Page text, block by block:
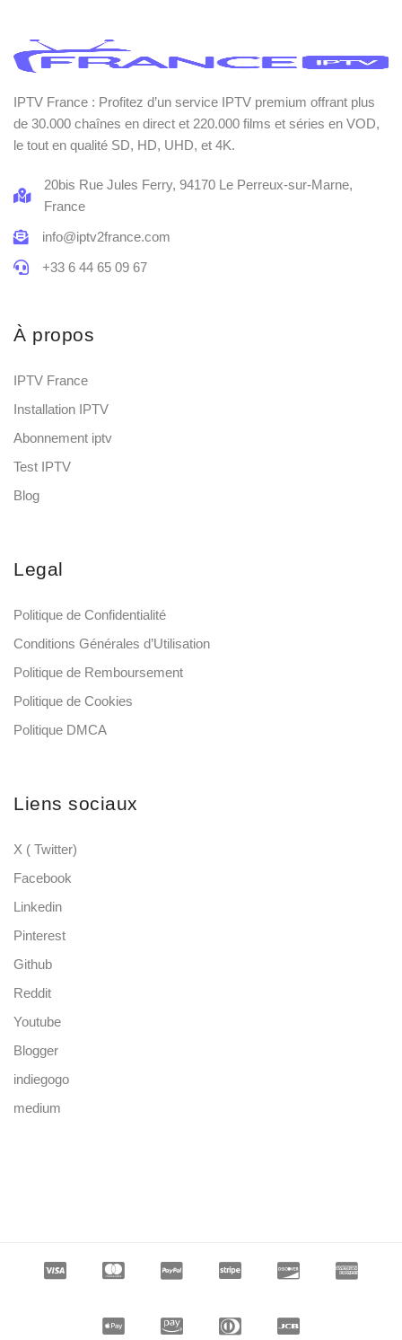
IPTV France : Profitez d’un service IPTV premium offrant plus
de 30.000 chaînes en direct et 220.000 films et séries en VOD,
le tout en qualité SD, HD, UHD, et 4K.
20bis Rue Jules Ferry, 94170 Le Perreux-sur-Marne,
France
info@iptv2france.com
+33 6 44 65 09 67
À propos
IPTV France
Installation IPTV
Abonnement iptv
Test IPTV
Blog
Legal
Politique de Confidentialité
Conditions Générales d’Utilisation
Politique de Remboursement
Politique de Cookies
Politique DMCA
Liens sociaux
X ( Twitter)
Facebook
Linkedin
Pinterest
Github
Reddit
Youtube
Blogger
indiegogo
medium